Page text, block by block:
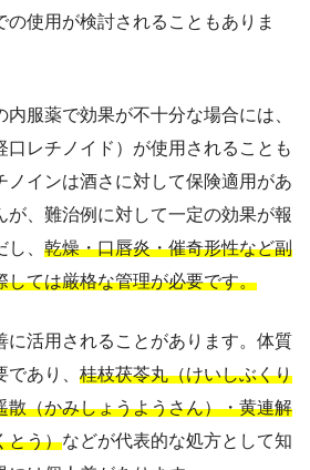
の使用が検討されることもありま
服薬で効果が不十分な場合には、
口レチノイド）が使用されることも
ノインは酒さに対して保険適用があ
が、難治例に対して一定の効果が報
、 乾燥・口唇炎・催奇形性など副
しては厳格な管理が必要です。
に活用されることがあります。体質
あり、 桂枝茯苓丸（けいしぶくり
散（かみしょうようさん）・黄連解
とう）などが代表的な処方として知